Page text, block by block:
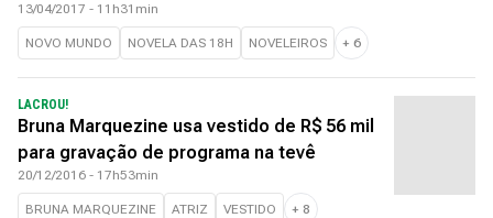
13/04/2017 - 11h31min
NOVO MUNDO NOVELA DAS 18H NOVELEIROS + 6
LACROU!
Bruna Marquezine usa vestido de R$ 56 mil
para gravação de programa na tevê
20/12/2016 - 17h53min
BRUNA MARQUEZINE ATRIZ VESTIDO + 8